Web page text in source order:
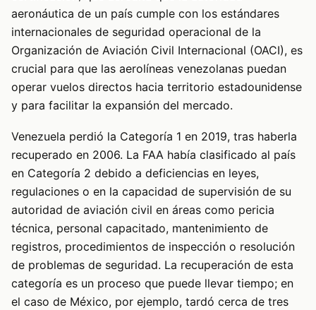
aeronáutica de un país cumple con los estándares
internacionales de seguridad operacional de la
Organización de Aviación Civil Internacional (OACI), es
crucial para que las aerolíneas venezolanas puedan
operar vuelos directos hacia territorio estadounidense
y para facilitar la expansión del mercado.
Venezuela perdió la Categoría 1 en 2019, tras haberla
recuperado en 2006. La FAA había clasificado al país
en Categoría 2 debido a deficiencias en leyes,
regulaciones o en la capacidad de supervisión de su
autoridad de aviación civil en áreas como pericia
técnica, personal capacitado, mantenimiento de
registros, procedimientos de inspección o resolución
de problemas de seguridad. La recuperación de esta
categoría es un proceso que puede llevar tiempo; en
el caso de México, por ejemplo, tardó cerca de tres